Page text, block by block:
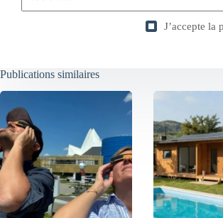
J’accepte la
Publications similaires